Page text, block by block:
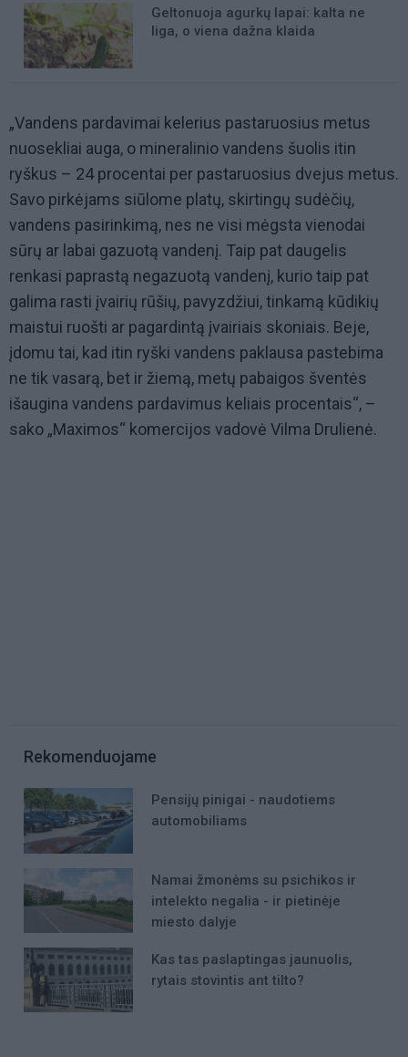
Geltonuoja agurkų lapai: kalta ne
liga, o viena dažna klaida
„Vandens pardavimai kelerius pastaruosius metus
nuosekliai auga, o mineralinio vandens šuolis itin
ryškus – 24 procentai per pastaruosius dvejus metus.
Savo pirkėjams siūlome platų, skirtingų sudėčių,
vandens pasirinkimą, nes ne visi mėgsta vienodai
sūrų ar labai gazuotą vandenį. Taip pat daugelis
renkasi paprastą negazuotą vandenį, kurio taip pat
galima rasti įvairių rūšių, pavyzdžiui, tinkamą kūdikių
maistui ruošti ar pagardintą įvairiais skoniais. Beje,
įdomu tai, kad itin ryški vandens paklausa pastebima
ne tik vasarą, bet ir žiemą, metų pabaigos šventės
išaugina vandens pardavimus keliais procentais“, –
sako „Maximos“ komercijos vadovė Vilma Drulienė.
Rekomenduojame
Pensijų pinigai - naudotiems
automobiliams
Namai žmonėms su psichikos ir
intelekto negalia - ir pietinėje
miesto dalyje
Kas tas paslaptingas jaunuolis,
rytais stovintis ant tilto?